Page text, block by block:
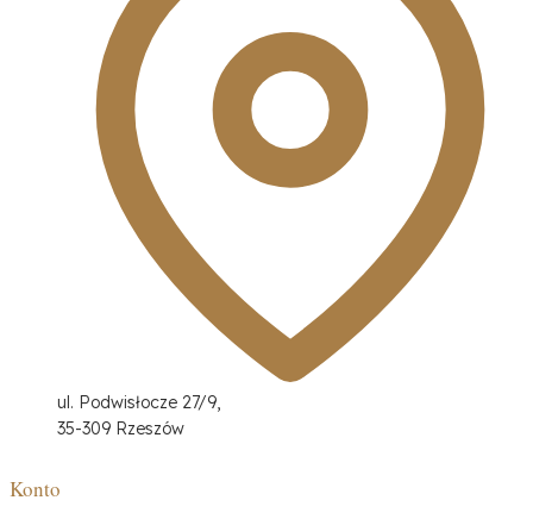
ul. Podwisłocze 27/9,
35-309 Rzeszów
Konto